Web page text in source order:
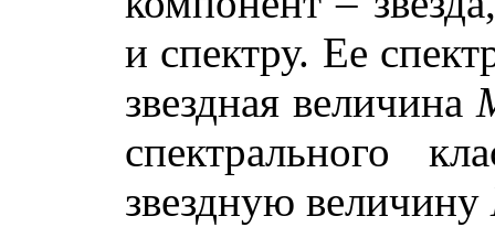
и спектру. Ее
звездная величина
спектрального
звездную величину